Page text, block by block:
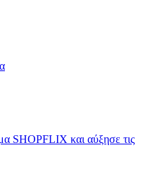
SHOPFLIX και αύξησε τις